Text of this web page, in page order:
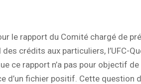
le rapport du Comité chargé de
crédits aux particuliers, l’UFC-
ce rapport n’a pas pour objectif
d’un fichier positif. Cette question